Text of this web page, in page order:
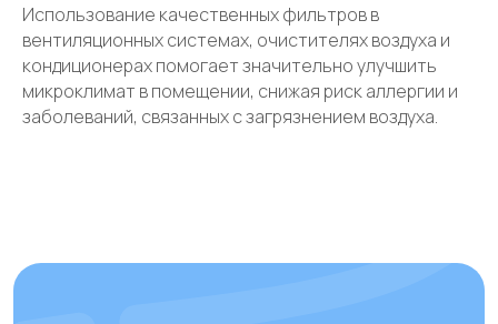
Использование качественных фильтров в
вентиляционных системах, очистителях воздуха и
кондиционерах помогает значительно улучшить
микроклимат в помещении, снижая риск аллергии и
заболеваний, связанных с загрязнением воздуха.